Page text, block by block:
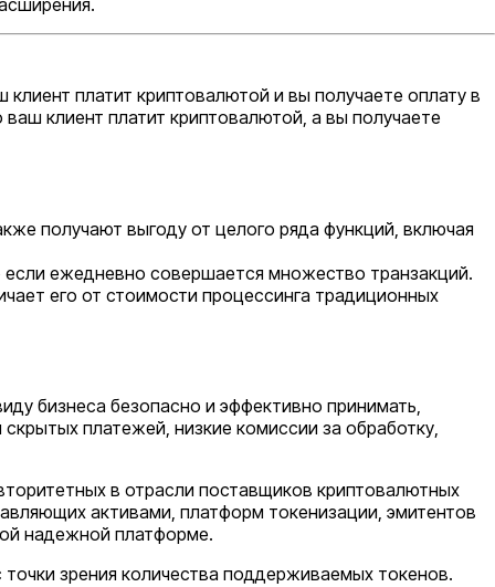
платит криптовалютой и вы получаете оплату в
клиент платит криптовалютой, а вы получаете
получают выгоду от целого ряда функций, включая
ежедневно совершается множество транзакций.
его от стоимости процессинга традиционных
бизнеса безопасно и эффективно принимать,
платежей, низкие комиссии за обработку,
в отрасли поставщиков криптовалютных
активами, платформ токенизации, эмитентов
надежной платформе.
зрения количества поддерживаемых токенов.